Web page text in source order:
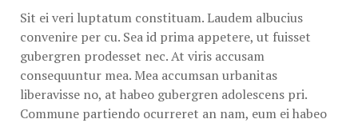
Sit ei veri luptatum constituam. Laudem albucius
convenire per cu. Sea id prima appetere, ut fuisset
gubergren prodesset nec. At viris accusam
consequuntur mea. Mea accumsan urbanitas
liberavisse no, at habeo gubergren adolescens pri.
Commune partiendo ocurreret an nam, eum ei habeo